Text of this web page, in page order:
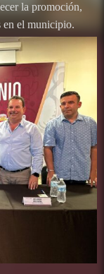
la promoción,
en el municipio.